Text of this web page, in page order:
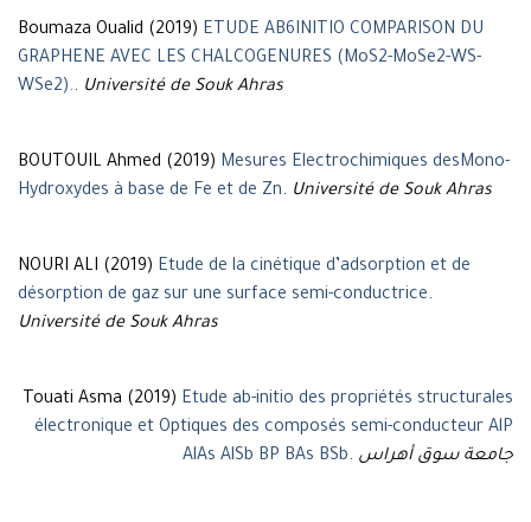
Boumaza Oualid (2019) ETUDE AB6INITIO COMPARISON DU
GRAPHENE AVEC LES CHALCOGENURES (MoS2-MoSe2-WS-
WSe2).. Université de Souk Ahras
BOUTOUIL Ahmed (2019) Mesures Electrochimiques desMono-
Hydroxydes à base de Fe et de Zn. Université de Souk Ahras
NOURI ALI (2019) Etude de la cinétique d’adsorption et de
désorption de gaz sur une surface semi-conductrice.
Université de Souk Ahras
Touati Asma (2019) Etude ab-initio des propriétés structurales
électronique et Optiques des composés semi-conducteur AlP
AlAs AlSb BP BAs BSb. جامعة سوق أهراس